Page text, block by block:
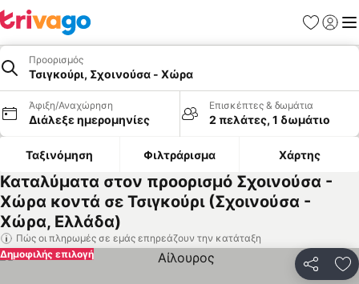
Προορισμός
Τσιγκούρι, Σχοινούσα - Χώρα
Άφιξη/Αναχώρηση
Διάλεξε ημερομηνίες
Επισκέπτες & δωμάτια
2 πελάτες, 1 δωμάτιο
Ταξινόμηση Φιλτράρισμα Χάρτης
Καταλύματα στον προορισμό Σχοινούσα -
Χώρα κοντά σε Τσιγκούρι (Σχοινούσα -
Χώρα, Ελλάδα)
Πώς οι πληρωμές σε εμάς επηρεάζουν την κατάταξη
Δημοφιλής επιλογή